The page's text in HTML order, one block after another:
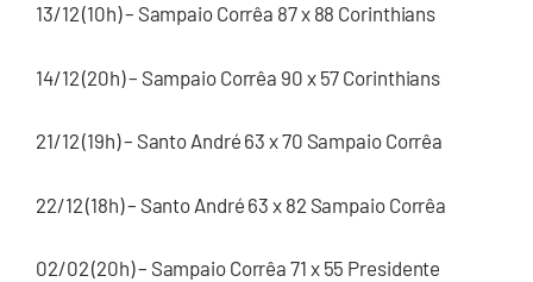
13/12 (10h) – Sampaio Corrêa 87 x 88 Corinthians
14/12 (20h) – Sampaio Corrêa 90 x 57 Corinthians
21/12 (19h) – Santo André 63 x 70 Sampaio Corrêa
22/12 (18h) – Santo André 63 x 82 Sampaio Corrêa
02/02 (20h) – Sampaio Corrêa 71 x 55 Presidente